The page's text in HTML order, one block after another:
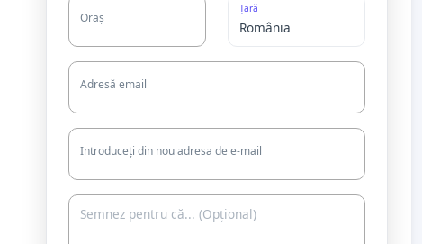
Oraș
Țară
Adresă email
Introduceți din nou adresa de e-mail